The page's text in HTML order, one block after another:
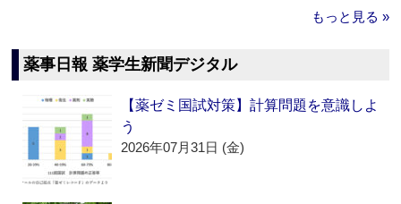
もっと見る »
薬事日報 薬学生新聞デジタル
【薬ゼミ国試対策】計算問題を意識しよ
う
2026年07月31日 (金)